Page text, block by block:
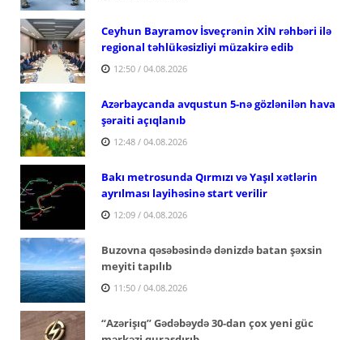
Ceyhun Bayramov İsveçrənin XİN rəhbəri ilə
regional təhlükəsizliyi müzakirə edib
12:50 / 04.08.2026
Azərbaycanda avqustun 5-nə gözlənilən hava
şəraiti açıqlanıb
12:48 / 04.08.2026
Bakı metrosunda Qırmızı və Yaşıl xətlərin
ayrılması layihəsinə start verilir
12:09 / 04.08.2026
Buzovna qəsəbəsində dənizdə batan şəxsin
meyiti tapılıb
11:50 / 04.08.2026
“Azərişıq” Gədəbəydə 30-dan çox yeni güc